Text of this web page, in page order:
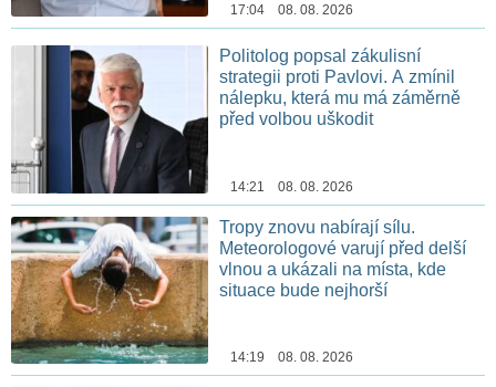
17:04 08. 08. 2026
Politolog popsal zákulisní
strategii proti Pavlovi. A zmínil
nálepku, která mu má záměrně
před volbou uškodit
14:21 08. 08. 2026
Tropy znovu nabírají sílu.
Meteorologové varují před delší
vlnou a ukázali na místa, kde
situace bude nejhorší
14:19 08. 08. 2026